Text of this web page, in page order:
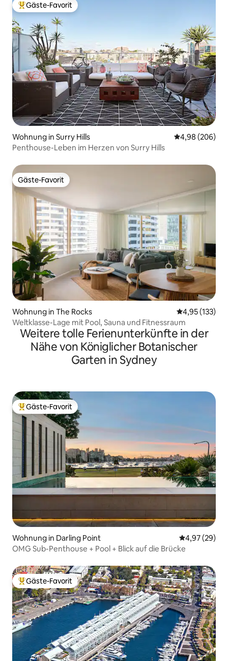
Beliebter Gäste-Favorit.
Gäste-Favorit
Wohnung in Surry Hills
4,98 (206)
Penthouse-Leben im Herzen von Surry Hills
Gäste-Favorit
Gäste-Favorit
Wohnung in The Rocks
4,95 (133)
Weltklasse-Lage mit Pool, Sauna und Fitnessraum
Weitere tolle Ferienunterkünfte in der
Nähe von Königlicher Botanischer
Garten in Sydney
Beliebter Gäste-Favorit.
Gäste-Favorit
Wohnung in Darling Point
4,97 (29)
OMG Sub-Penthouse + Pool + Blick auf die Brücke
Beliebter Gäste-Favorit.
Gäste-Favorit